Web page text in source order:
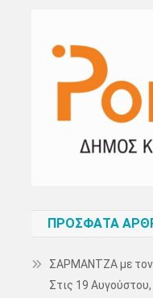
ΠΡΌΣΦΑΤΑ
ΣΑΡΜΑΝΤΖΑ με τον
Στις 19